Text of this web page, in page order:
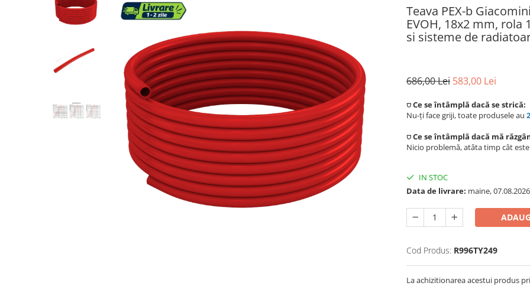
Baterii cada si dus
Accesorii baterii
Sisteme de dus
Coloane de dus
Teava PEX-b
EVOH, 18x2 mm,
si sisteme de
686,00 Lei 583,00 Lei
⛉ Ce se întâmplă dacă se strică:
Nu-ți face griji, toate produsele au
⛉ Ce se întâmplă dacă mă
Nicio problemă, atâta timp cât
IN STOC
Data de livrare: maine, 07.08.2026
Cod Produs: R996TY249
La achizitionarea acestui produs